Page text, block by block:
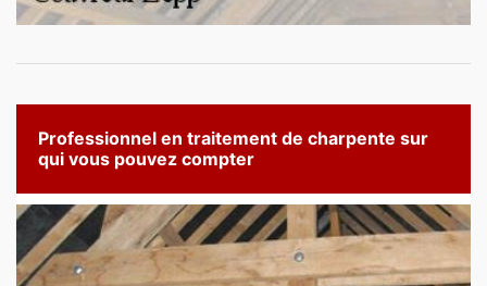
Professionnel en traitement de charpente sur
qui vous pouvez compter